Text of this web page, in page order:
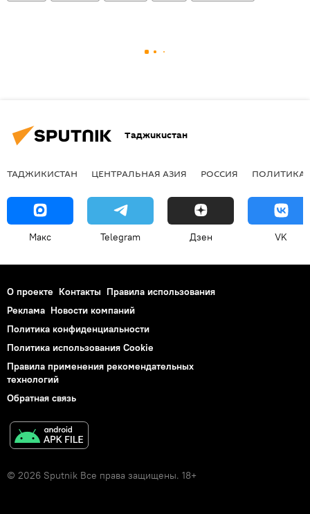
Таджикистан
ТАДЖИКИСТАН ЦЕНТРАЛЬНАЯ АЗИЯ РОССИЯ ПОЛИТИКА
Макс Telegram Дзен VK
О проекте Контакты Правила использования
Реклама Новости компаний
Политика конфиденциальности
Политика использования Cookie
Правила применения рекомендательных
технологий
Обратная связь
© 2026 Sputnik Все права защищены. 18+